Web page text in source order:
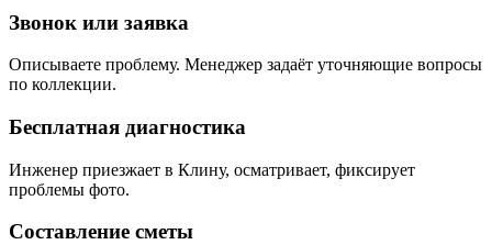
Звонок или заявка
Описываете проблему. Менеджер задаёт уточняющие вопросы
по коллекции.
Бесплатная диагностика
Инженер приезжает в Клину, осматривает, фиксирует
проблемы фото.
Составление сметы